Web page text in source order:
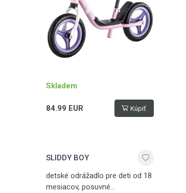
Skladem
84.99 EUR Kúpiť
SLIDDY BOY
detské odrážadlo pre deti od 18
mesiacov, posuvné